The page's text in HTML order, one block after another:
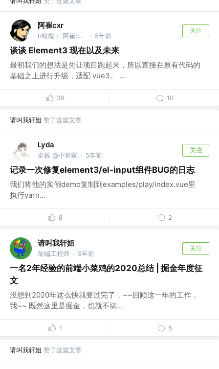
阿崔cxr
b站搜： 阿崔cxr 分享最前沿的前端技术干货 · 5年前
关注
谈谈 Element3 现在以及未来
最初我们的想法是先让项目跑起来，所以直接在原有代码的
基础之上进行升级，适配 vue3。 ...
39 10
请叫我轩姐 赞了这篇文章
Lyda
全栈 @小管家 · 5年前
关注
记录一次修复element3/el-input组件BUG的日志
我们将他的实例demo复制到examples/play/index.vue里
执行yarn...
8 2
请叫我轩姐
前端工程师 · 5年前
关注
一名2年经验的前端小菜鸡的2020总结 | 掘金年度征
文
没想到2020年这么快就要过完了，~~回顾这一年的工作，
我~~ 既然这里是掘金，也就不搞...
1 5
请叫我轩姐 赞了这篇文章